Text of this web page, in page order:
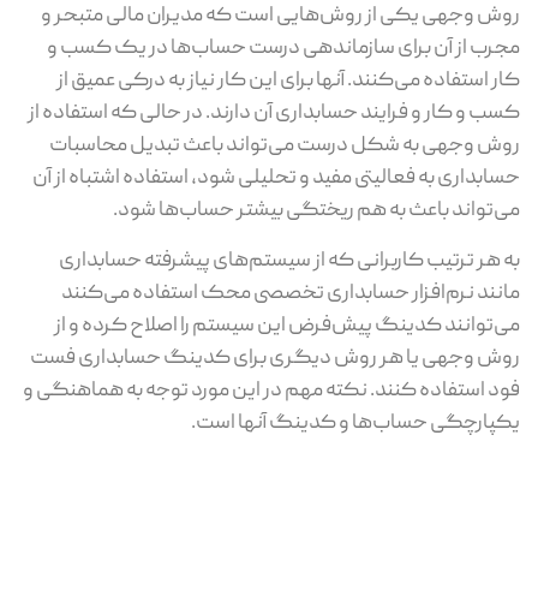
روش وجهی یکی از روش‌هایی است که مدیران مالی متبحر و
مجرب از آن برای سازماندهی درست حساب‌ها در یک کسب و
کار استفاده می‌کنند. آنها برای این کار نیاز به درکی عمیق از
کسب و کار و فرایند حسابداری آن دارند. در حالی که استفاده از
روش وجهی به شکل درست می‌تواند باعث تبدیل محاسبات
حسابداری به فعالیتی مفید و تحلیلی شود، استفاده اشتباه از آن
می‌تواند باعث به هم ریختگی بیشتر حساب‌ها شود.
به هر ترتیب کاربرانی که از سیستم‌های پیشرفته حسابداری
مانند نرم‌افزار حسابداری تخصصی محک استفاده می‌کنند
می‌توانند کدینگ پیش‌فرض این سیستم را اصلاح کرده و از
روش وجهی یا هر روش دیگری برای کدینگ حسابداری فست
فود استفاده کنند. نکته مهم در این مورد توجه به هماهنگی و
یکپارچگی حساب‌ها و کدینگ آنها است.